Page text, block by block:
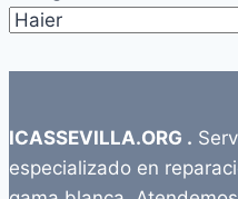
ICASSEVILLA.ORG .
especializado en